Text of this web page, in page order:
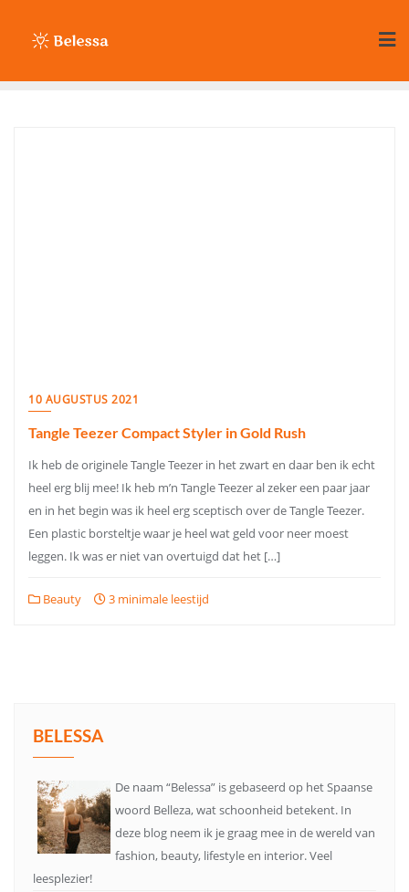
inhoud
10 AUGUSTUS 2021
Tangle Teezer Compact Styler in Gold Rush
Ik heb de originele Tangle Teezer in het zwart en daar ben ik echt
heel erg blij mee! Ik heb m’n Tangle Teezer al zeker een paar jaar
en in het begin was ik heel erg sceptisch over de Tangle Teezer.
Een plastic borsteltje waar je heel wat geld voor neer moest
leggen. Ik was er niet van overtuigd dat het […]
Beauty 3 minimale leestijd
BELESSA
De naam “Belessa” is gebaseerd op het Spaanse
woord Belleza, wat schoonheid betekent. In
deze blog neem ik je graag mee in de wereld van
fashion, beauty, lifestyle en interior. Veel
leesplezier!